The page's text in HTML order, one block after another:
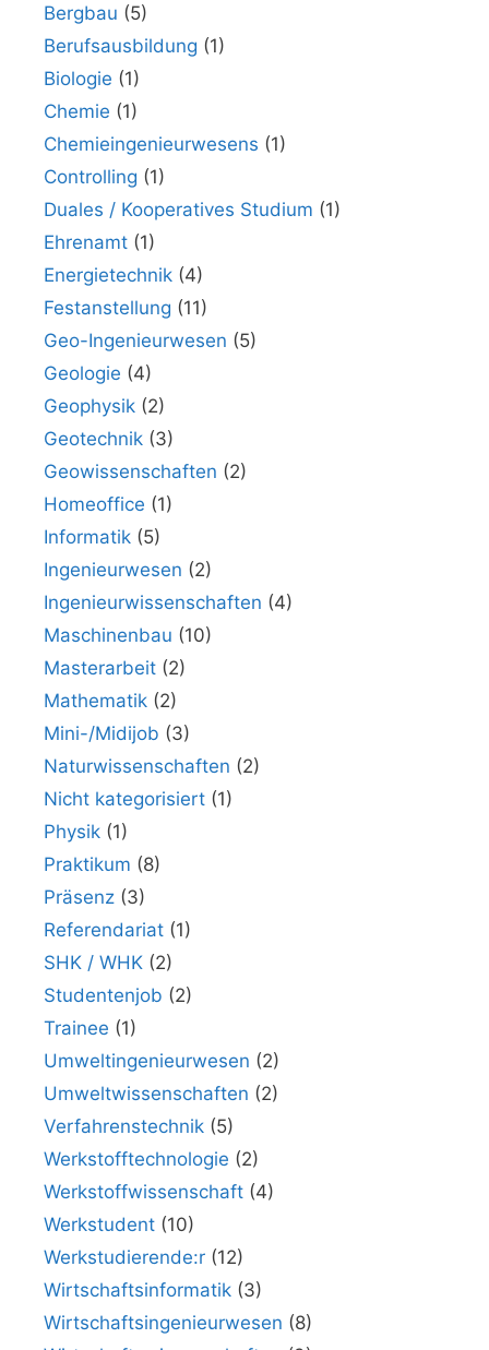
Bergbau (5)
Berufsausbildung (1)
Biologie (1)
Chemie (1)
Chemieingenieurwesens (1)
Controlling (1)
Duales / Kooperatives Studium (1)
Ehrenamt (1)
Energietechnik (4)
Festanstellung (11)
Geo-Ingenieurwesen (5)
Geologie (4)
Geophysik (2)
Geotechnik (3)
Geowissenschaften (2)
Homeoffice (1)
Informatik (5)
Ingenieurwesen (2)
Ingenieurwissenschaften (4)
Maschinenbau (10)
Masterarbeit (2)
Mathematik (2)
Mini-/Midijob (3)
Naturwissenschaften (2)
Nicht kategorisiert (1)
Physik (1)
Praktikum (8)
Präsenz (3)
Referendariat (1)
SHK / WHK (2)
Studentenjob (2)
Trainee (1)
Umweltingenieurwesen (2)
Umweltwissenschaften (2)
Verfahrenstechnik (5)
Werkstofftechnologie (2)
Werkstoffwissenschaft (4)
Werkstudent (10)
Werkstudierende:r (12)
Wirtschaftsinformatik (3)
Wirtschaftsingenieurwesen (8)